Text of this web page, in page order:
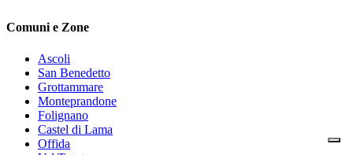
Comuni e Zone
Ascoli
San Benedetto
Grottammare
Monteprandone
Folignano
Castel di Lama
Offida